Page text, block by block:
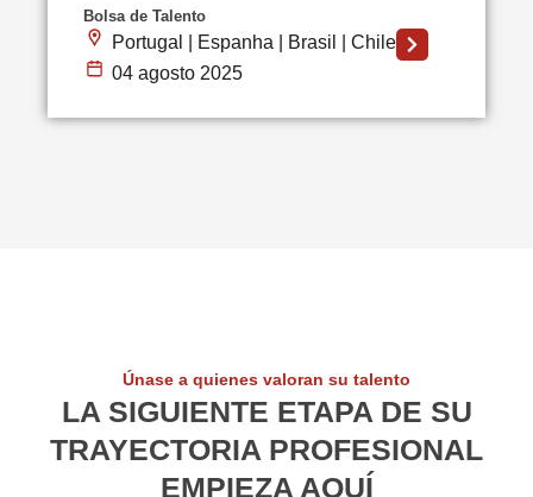
Bolsa de Talento
Portugal | Espanha | Brasil | Chile
04 agosto 2025
Únase a quienes valoran su talento
LA SIGUIENTE ETAPA DE SU
TRAYECTORIA PROFESIONAL
EMPIEZA AQUÍ